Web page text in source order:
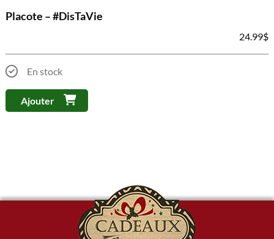
Placote – #DisTaVie
24.99$
En stock
Ajouter